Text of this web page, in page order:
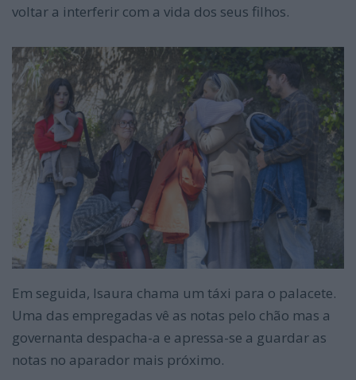
voltar a interferir com a vida dos seus filhos.
Em seguida, Isaura chama um táxi para o palacete.
Uma das empregadas vê as notas pelo chão mas a
governanta despacha-a e apressa-se a guardar as
notas no aparador mais próximo.